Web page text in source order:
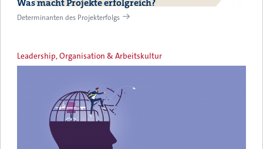
Determinanten des Projekterfolgs
Leadership, Organisation & Arbeitskultur